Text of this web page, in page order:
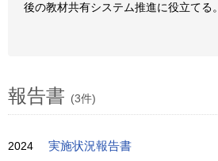
後の教材共有システム推進に役立てる。
報告書 (3件)
2024 実施状況報告書